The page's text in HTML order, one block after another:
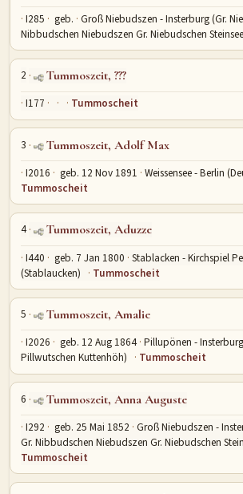
Fotos Grabsteine
MITMACHEN
Personen-Suche
Benutzer-Login beantragen
SPRACHE / LANGUAGE
Deutsch English
I285 geb. Groß Niebudszen - Insterburg (Gr.
Nibbudschen Niebudszen Gr. Niebudschen
2 Tummoszeit, ???
I177 Tummoscheit
3 Tummoszeit, Adolf Max
I2016 geb. 12 Nov 1891 Weissensee - Berlin
Tummoscheit
4 Tummoszeit, Aduzze
I440 geb. 7 Jan 1800 Stablacken - Kirchspiel
(Stablaucken)
Tummoscheit
5 Tummoszeit, Amalie
I2026 geb. 12 Aug 1864 Pillupönen -
Pillwutschen Kuttenhöh)
Tummoscheit
6 Tummoszeit, Anna Auguste
I292 geb. 25 Mai 1852 Groß Niebudszen -
Gr. Nibbudschen Niebudszen Gr. Niebudschen
Tummoscheit